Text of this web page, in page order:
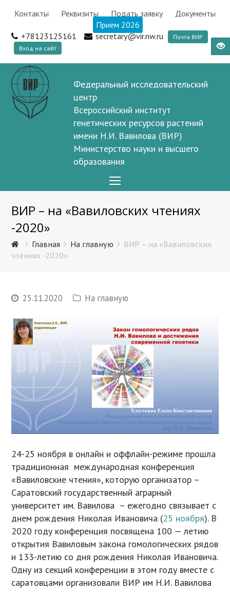
Контакты Реквизиты Подать заявку
Документы
Прием 2026
+78123125161
secretary@vir.nw.ru
Почта ВИР
Вход на сайт
Федеральный исследовательский
центр
Всероссийский институт
генетических ресурсов растений
имени Н.И. Вавилова (ВИР)
Министерство науки и высшего
образования
Menu
ВИР – на «Вавиловских чтениях
-2020»
Главная На главную
ВИР – на «Вавиловских
чтениях -2020»
25.11.2020 На главную
24-25 ноября в онлайн и оффлайн-режиме прошла
традиционная международная конференция
«Вавиловские чтения», которую организатор –
Саратовский государственный аграрный
университет им. Вавилова – ежегодно связывает с
днем рождения Николая Ивановича (25 ноября). В
2020 году конференция посвящена 100 — летию
открытия Вавиловым закона гомологических рядов
и 133-летию со дня рождения Николая Ивановича.
Одну из секций конференции в этом году вместе с
саратовцами организовали ВИР им Н.И. Вавилова